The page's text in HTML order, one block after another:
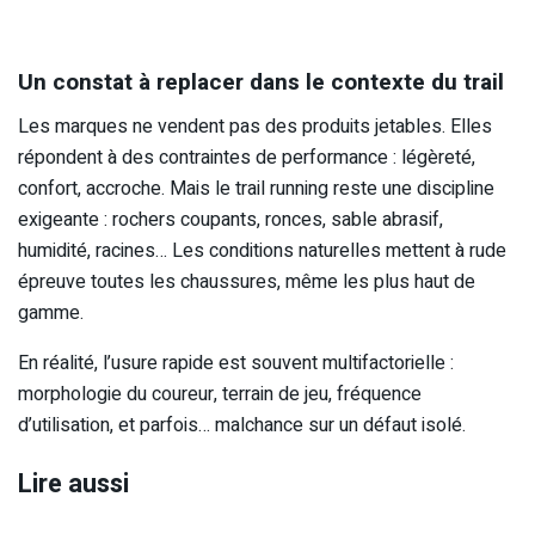
Un constat à replacer dans le contexte du trail
Les marques ne vendent pas des produits jetables. Elles
répondent à des contraintes de performance : légèreté,
confort, accroche. Mais le trail running reste une discipline
exigeante : rochers coupants, ronces, sable abrasif,
humidité, racines… Les conditions naturelles mettent à rude
épreuve toutes les chaussures, même les plus haut de
gamme.
En réalité, l’usure rapide est souvent multifactorielle :
morphologie du coureur, terrain de jeu, fréquence
d’utilisation, et parfois… malchance sur un défaut isolé.
Lire aussi